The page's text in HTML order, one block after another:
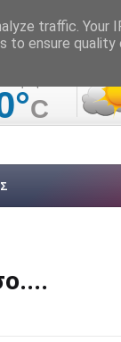
traffic. Your
to ensure